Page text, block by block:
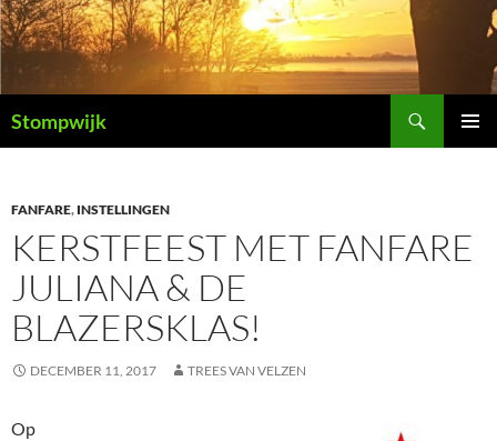
Ga
naar
inhoud
Stompwijk
FANFARE, INSTELLINGEN
KERSTFEEST MET FANFARE
JULIANA & DE
BLAZERSKLAS!
DECEMBER 11, 2017 TREES VAN VELZEN
Op